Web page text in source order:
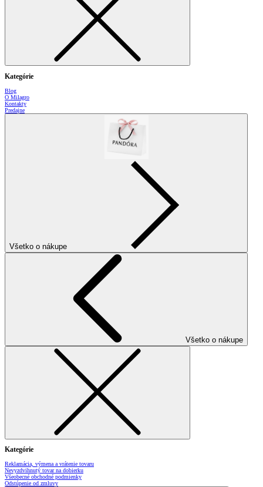
Kategórie
Blog
O Milagro
Kontakty
Predajne
Všetko o nákupe
Všetko o nákupe
Kategórie
Reklamácia, výmena a vrátenie tovaru
Nevyzdvihnutý tovar na dobierku
Všeobecné obchodné podmienky
Odstúpenie od zmluvy